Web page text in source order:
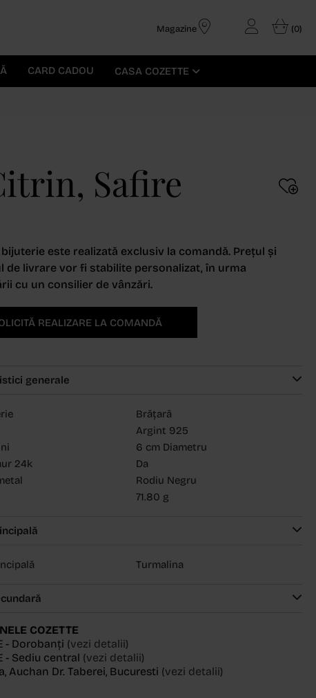
Magazine (0)
CARD CADOU CASA COZETTE
Safire
este realizată exclusiv la comandă. Prețul și
de livrare vor fi stabilite personalizat, în urma
cu un consilier de vânzări.
REALIZARE LA COMANDĂ
generale
Brățară
Argint 925
6 cm Diametru
24k
Da
Rodiu Negru
71.80 g
Turmalina
COZETTE
- Dorobanți (vezi detalii)
- Sediu central (vezi detalii)
Auchan Dr. Taberei, Bucuresti (vezi detalii)